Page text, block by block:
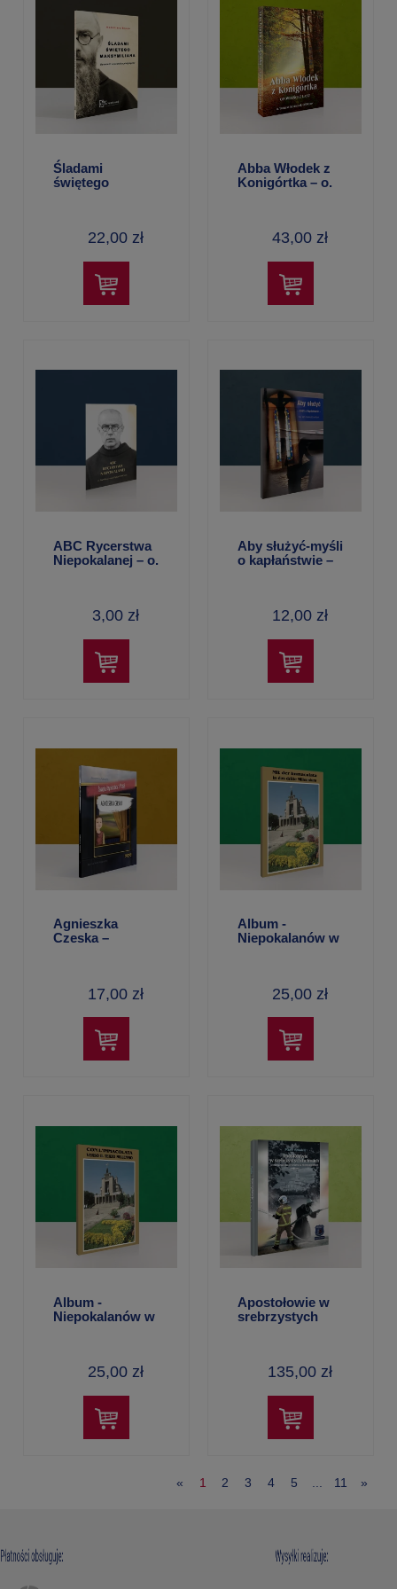
Śladami
świętego
22,00 zł
Abba Włodek z
Konigórtka – o.
43,00 zł
ABC Rycerstwa
Niepokalanej – o.
3,00 zł
Aby służyć-myśli
o kapłaństwie –
12,00 zł
Agnieszka
Czeska –
17,00 zł
Album -
Niepokalanów w
25,00 zł
Album -
Niepokalanów w
25,00 zł
Apostołowie w
srebrzystych
135,00 zł
« 1 2 3 4 5 ... 11 »